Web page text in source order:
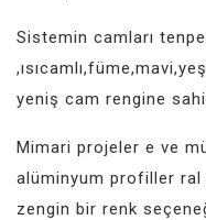
Sistemin camları
yeniş cam rengine
Mimari projeler e ve
alüminyum profiller ral
zengin bir renk